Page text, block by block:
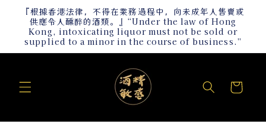
跳至內
容
『根據香港法律，不得在業務過程中，向未成年人售賣或
供應令人醺醉的酒類。』“Under the law of Hong
Kong, intoxicating liquor must not be sold or
supplied to a minor in the course of business.”
物